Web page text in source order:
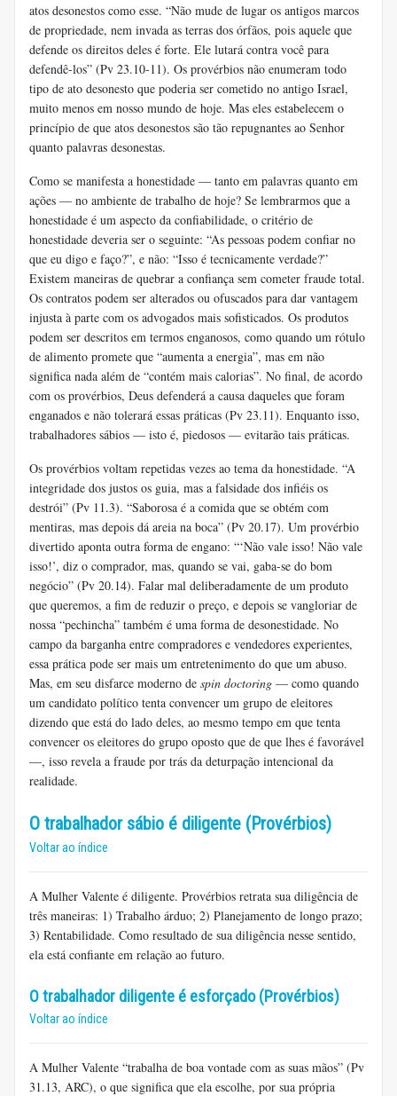
atos desonestos como esse. “Não mude de lugar os antigos marcos
de propriedade, nem invada as terras dos órfãos, pois aquele que
defende os direitos deles é forte. Ele lutará contra você para
defendê-los” (Pv 23.10-11). Os provérbios não enumeram todo
tipo de ato desonesto que poderia ser cometido no antigo Israel,
muito menos em nosso mundo de hoje. Mas eles estabelecem o
princípio de que atos desonestos são tão repugnantes ao Senhor
quanto palavras desonestas.
Como se manifesta a honestidade — tanto em palavras quanto em
ações — no ambiente de trabalho de hoje? Se lembrarmos que a
honestidade é um aspecto da confiabilidade, o critério de
honestidade deveria ser o seguinte: “As pessoas podem confiar no
que eu digo e faço?”, e não: “Isso é tecnicamente verdade?”
Existem maneiras de quebrar a confiança sem cometer fraude total.
Os contratos podem ser alterados ou ofuscados para dar vantagem
injusta à parte com os advogados mais sofisticados. Os produtos
podem ser descritos em termos enganosos, como quando um rótulo
de alimento promete que “aumenta a energia”, mas em não
significa nada além de “contém mais calorias”. No final, de acordo
com os provérbios, Deus defenderá a causa daqueles que foram
enganados e não tolerará essas práticas (Pv 23.11). Enquanto isso,
trabalhadores sábios — isto é, piedosos — evitarão tais práticas.
Os provérbios voltam repetidas vezes ao tema da honestidade. “A
integridade dos justos os guia, mas a falsidade dos infiéis os
destrói” (Pv 11.3). “Saborosa é a comida que se obtém com
mentiras, mas depois dá areia na boca” (Pv 20.17). Um provérbio
divertido aponta outra forma de engano: “‘Não vale isso! Não vale
isso!’, diz o comprador, mas, quando se vai, gaba-se do bom
negócio” (Pv 20.14). Falar mal deliberadamente de um produto
que queremos, a fim de reduzir o preço, e depois se vangloriar de
nossa “pechincha” também é uma forma de desonestidade. No
campo da barganha entre compradores e vendedores experientes,
essa prática pode ser mais um entretenimento do que um abuso.
Mas, em seu disfarce moderno de spin doctoring — como quando
um candidato político tenta convencer um grupo de eleitores
dizendo que está do lado deles, ao mesmo tempo em que tenta
convencer os eleitores do grupo oposto que de que lhes é favorável
—, isso revela a fraude por trás da deturpação intencional da
realidade.
O trabalhador sábio é diligente (Provérbios)
Voltar ao índice
A Mulher Valente é diligente. Provérbios retrata sua diligência de
três maneiras: 1) Trabalho árduo; 2) Planejamento de longo prazo;
3) Rentabilidade. Como resultado de sua diligência nesse sentido,
ela está confiante em relação ao futuro.
O trabalhador diligente é esforçado (Provérbios)
Voltar ao índice
A Mulher Valente “trabalha de boa vontade com as suas mãos” (Pv
31.13, ARC), o que significa que ela escolhe, por sua própria